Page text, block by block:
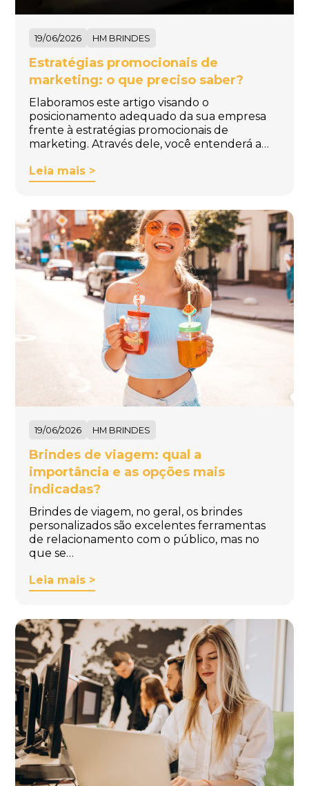
19/06/2026 HM BRINDES
Estratégias promocionais de
marketing: o que preciso saber?
Elaboramos este artigo visando o
posicionamento adequado da sua empresa
frente à estratégias promocionais de
marketing. Através dele, você entenderá a…
Leia mais >
19/06/2026 HM BRINDES
Brindes de viagem: qual a
importância e as opções mais
indicadas?
Brindes de viagem, no geral, os brindes
personalizados são excelentes ferramentas
de relacionamento com o público, mas no
que se…
Leia mais >